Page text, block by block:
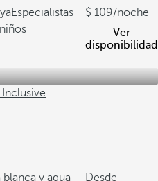
Especialistas
109/noche
Ver
disponibilidad
y agua
Desde